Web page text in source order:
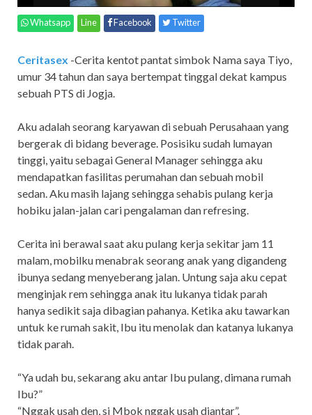
Whatsapp Line Facebook Twitter
Ceritasex -Cerita kentot pantat simbok Nama saya Tiyo,
umur 34 tahun dan saya bertempat tinggal dekat kampus
sebuah PTS di Jogja.
Aku adalah seorang karyawan di sebuah Perusahaan yang
bergerak di bidang beverage. Posisiku sudah lumayan
tinggi, yaitu sebagai General Manager sehingga aku
mendapatkan fasilitas perumahan dan sebuah mobil
sedan. Aku masih lajang sehingga sehabis pulang kerja
hobiku jalan-jalan cari pengalaman dan refresing.
Cerita ini berawal saat aku pulang kerja sekitar jam 11
malam, mobilku menabrak seorang anak yang digandeng
ibunya sedang menyeberang jalan. Untung saja aku cepat
menginjak rem sehingga anak itu lukanya tidak parah
hanya sedikit saja dibagian pahanya. Ketika aku tawarkan
untuk ke rumah sakit, Ibu itu menolak dan katanya lukanya
tidak parah.
“Ya udah bu, sekarang aku antar Ibu pulang, dimana rumah
Ibu?”
“Nggak usah den, si Mbok nggak usah diantar”.